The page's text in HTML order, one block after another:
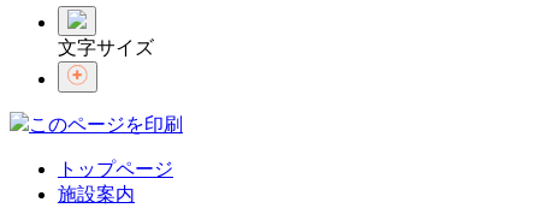
文字サイズ
このページを印刷
トップページ
施設案内